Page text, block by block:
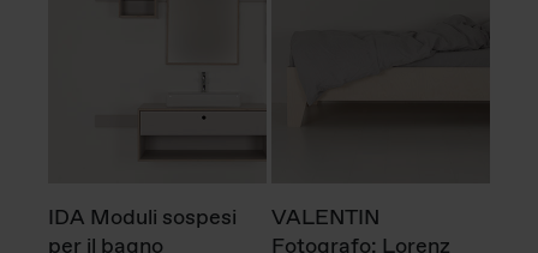
IDA Moduli sospesi
per il bagno
VALENTIN
Fotografo: Lorenz